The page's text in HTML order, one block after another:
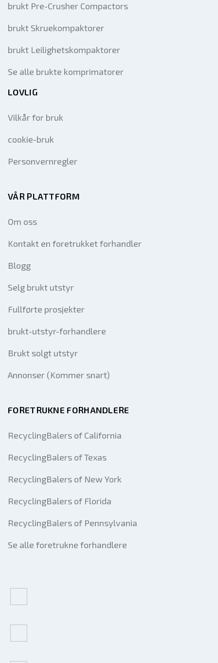
brukt Pre-Crusher Compactors
brukt Skruekompaktorer
brukt Leilighetskompaktorer
Se alle brukte komprimatorer
LOVLIG
Vilkår for bruk
cookie-bruk
Personvernregler
VÅR PLATTFORM
Om oss
Kontakt en foretrukket forhandler
Blogg
Selg brukt utstyr
Fullførte prosjekter
brukt-utstyr-forhandlere
Brukt solgt utstyr
Annonser (Kommer snart)
FORETRUKNE FORHANDLERE
RecyclingBalers of California
RecyclingBalers of Texas
RecyclingBalers of New York
RecyclingBalers of Florida
RecyclingBalers of Pennsylvania
Se alle foretrukne forhandlere